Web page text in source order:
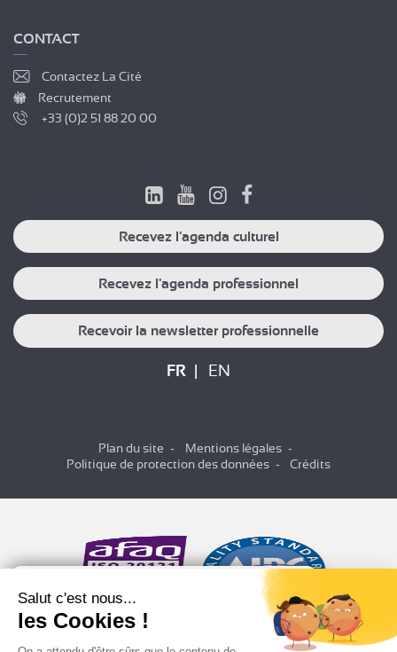
CONTACT
Contactez La Cité
Recrutement
+33 (0)2 51 88 20 00
Recevez l'agenda culturel
Recevez l'agenda professionnel
Recevoir la newsletter professionnelle
FR EN
Plan du site
Mentions légales
Politique de protection des données
Crédits
Salut c'est nous...
les Cookies !